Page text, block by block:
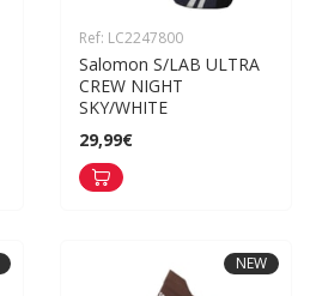
Ref: LC2247800
Salomon S/LAB ULTRA
CREW NIGHT
SKY/WHITE
29,99€
NEW